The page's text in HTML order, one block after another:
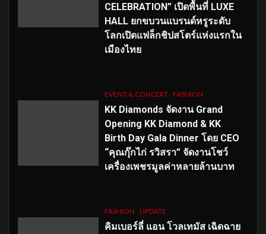
CELEBRATION” เปิดพื้นที่ LUXE
HALL ยกขบวนแบรนด์หรูระดับ
โลกเปิดแฟล็กชิปสโตร์แห่งแรกใน
เมืองไทย
EVENT & CONCERT FASHION
KK Diamonds จัดงาน Grand
Opening KK Diamond & KK
Birth Day Gala Dinner โดย CEO
“คุณกุ๊กไก่ รวิสรา” จัดงานโชว์
เครื่องเพชรมูลค่าหลายล้านบาท
FASHION UPDATE
คิมเบอร์ลี่ แอน โวลเทมัส เฉิดฉาย